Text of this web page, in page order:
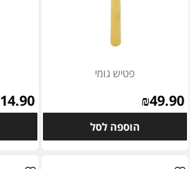
פטיש גומי
₪49.90
הוספה לסל
14.90